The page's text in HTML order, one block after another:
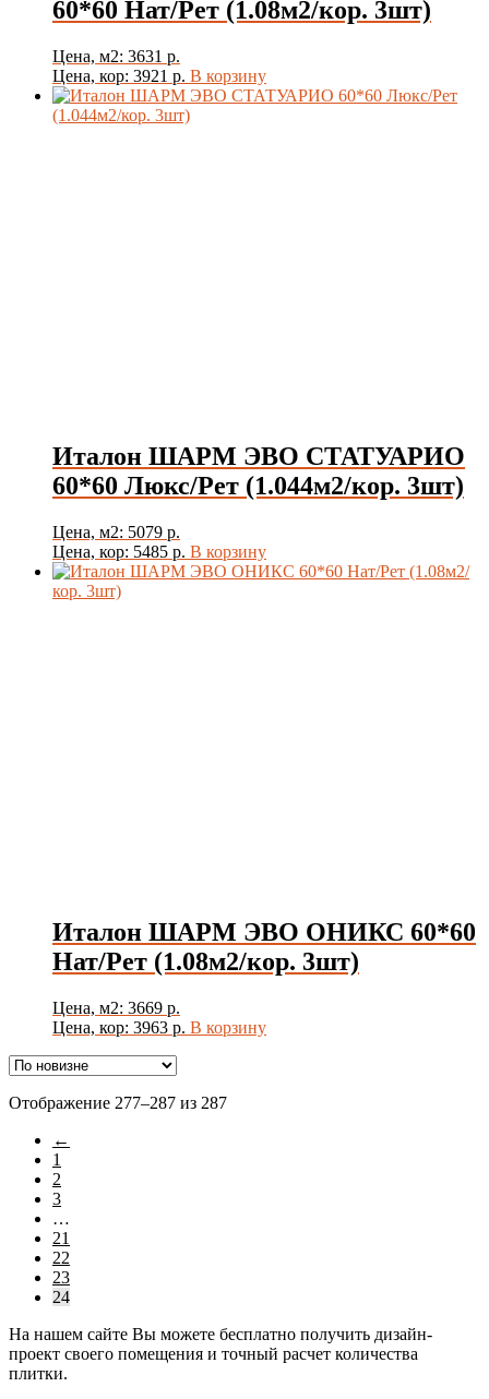
60*60 Нат/Рет (1.08м2/кор. 3шт)
Цена, м2: 3631 р.
Цена, кор: 3921 р. В корзину
Италон ШАРМ ЭВО СТАТУАРИО
60*60 Люкс/Рет (1.044м2/кор. 3шт)
Цена, м2: 5079 р.
Цена, кор: 5485 р. В корзину
Италон ШАРМ ЭВО ОНИКС 60*60
Нат/Рет (1.08м2/кор. 3шт)
Цена, м2: 3669 р.
Цена, кор: 3963 р. В корзину
Отображение 277–287 из 287Сортировка:
←
1
2
3
…
21
22
23
24
На нашем сайте Вы можете бесплатно получить дизайн-
проект своего помещения и точный расчет количества
плитки.